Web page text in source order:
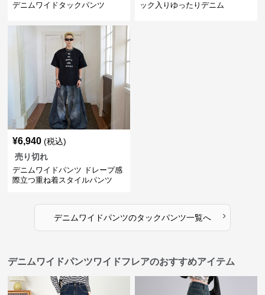
デニムワイドタックパンツ
ック入りゆったりデニム
¥6,940 (税込)
売り切れ
デニムワイドパンツ ドレープ感
際立つ重ね着スタイルパンツ
デニムワイドパンツのタックパンツ一覧へ ›
デニムワイドパンツワイドフレアのおすすめアイテム